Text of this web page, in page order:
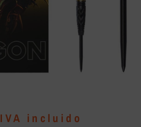
IVA incluido